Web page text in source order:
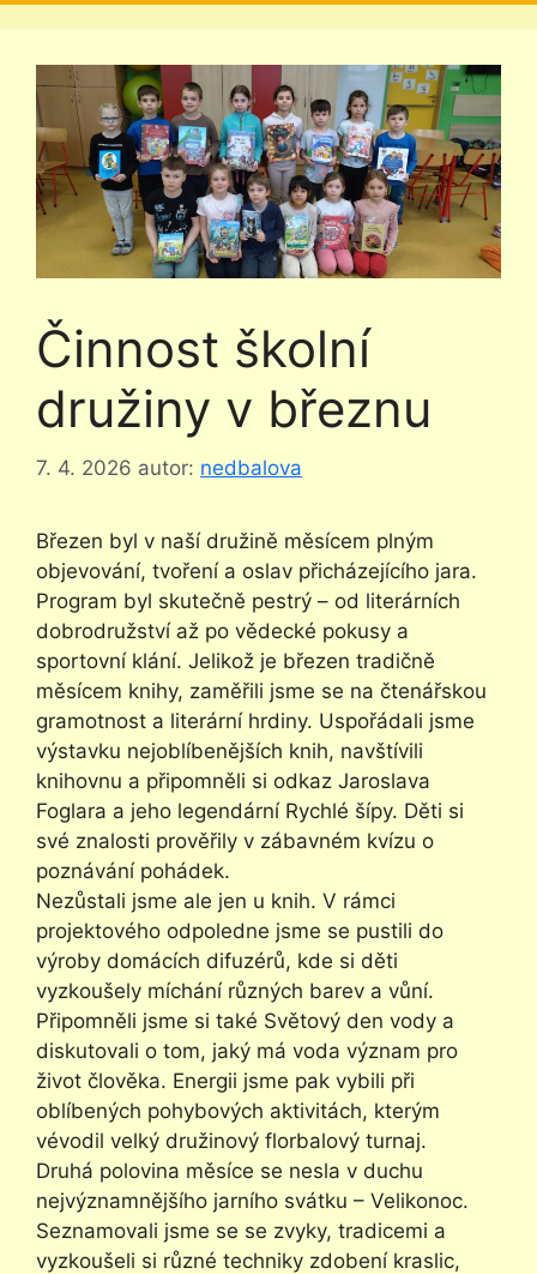
Činnost školní
družiny v březnu
7. 4. 2026 autor: nedbalova
Březen byl v naší družině měsícem plným
objevování, tvoření a oslav přicházejícího jara.
Program byl skutečně pestrý – od literárních
dobrodružství až po vědecké pokusy a
sportovní klání. Jelikož je březen tradičně
měsícem knihy, zaměřili jsme se na čtenářskou
gramotnost a literární hrdiny. Uspořádali jsme
výstavku nejoblíbenějších knih, navštívili
knihovnu a připomněli si odkaz Jaroslava
Foglara a jeho legendární Rychlé šípy. Děti si
své znalosti prověřily v zábavném kvízu o
poznávání pohádek.
Nezůstali jsme ale jen u knih. V rámci
projektového odpoledne jsme se pustili do
výroby domácích difuzérů, kde si děti
vyzkoušely míchání různých barev a vůní.
Připomněli jsme si také Světový den vody a
diskutovali o tom, jaký má voda význam pro
život člověka. Energii jsme pak vybili při
oblíbených pohybových aktivitách, kterým
vévodil velký družinový florbalový turnaj.
Druhá polovina měsíce se nesla v duchu
nejvýznamnějšího jarního svátku – Velikonoc.
Seznamovali jsme se se zvyky, tradicemi a
vyzkoušeli si různé techniky zdobení kraslic,